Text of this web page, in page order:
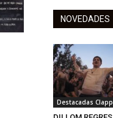
NOVEDADES
Destacadas